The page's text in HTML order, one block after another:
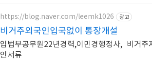
https://blog.naver.com/leemk1026 광고
비거주외국인입국없이 통장개설
입법부공무원22년경력,이민경행정사, 비거
인서류